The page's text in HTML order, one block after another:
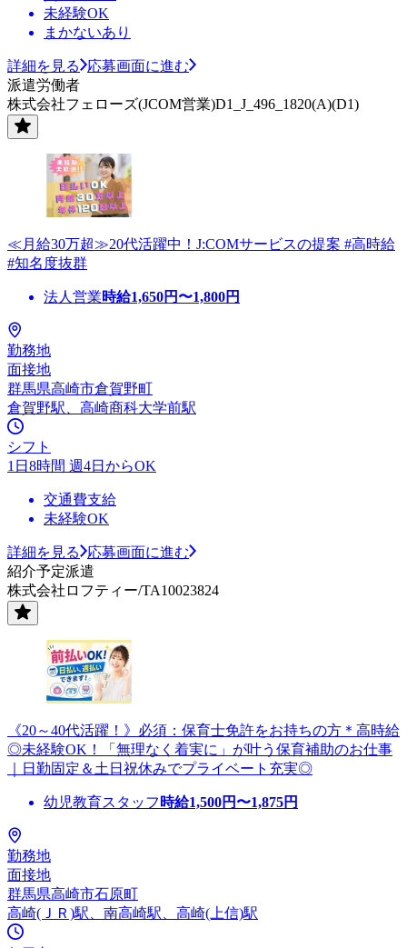
未経験OK
まかないあり
詳細を見る
応募画面に進む
派遣労働者
株式会社フェローズ(JCOM営業)D1_J_496_1820(A)(D1)
≪月給30万超≫20代活躍中！J:COMサービスの提案 #高時給
#知名度抜群
法人営業時給1,650円〜1,800円
勤務地
面接地
群馬県高崎市倉賀野町
倉賀野駅、高崎商科大学前駅
シフト
1日8時間 週4日からOK
交通費支給
未経験OK
詳細を見る
応募画面に進む
紹介予定派遣
株式会社ロフティー/TA10023824
《20～40代活躍！》必須：保育士免許をお持ちの方＊高時給
◎未経験OK！「無理なく着実に」が叶う保育補助のお仕事
｜日勤固定＆土日祝休みでプライベート充実◎
幼児教育スタッフ 時給1,500円〜1,875円
勤務地
面接地
群馬県高崎市石原町
高崎(ＪＲ)駅、南高崎駅、高崎(上信)駅